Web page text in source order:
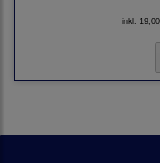
inkl.